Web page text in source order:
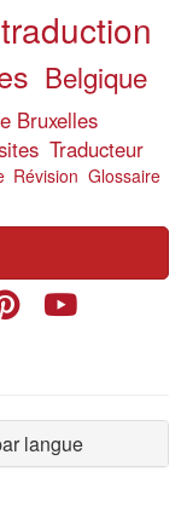
Belgique
Bruxelles
Traducteur
Révision Glossaire
langue